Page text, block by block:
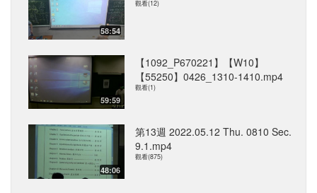
58:54
觀看(12)
59:59
【1092_P670221】【W10】
【55250】0426_1310-1410.mp4
觀看(1)
48:06
第13週 2022.05.12 Thu. 0810 Sec.
9.1.mp4
觀看(875)